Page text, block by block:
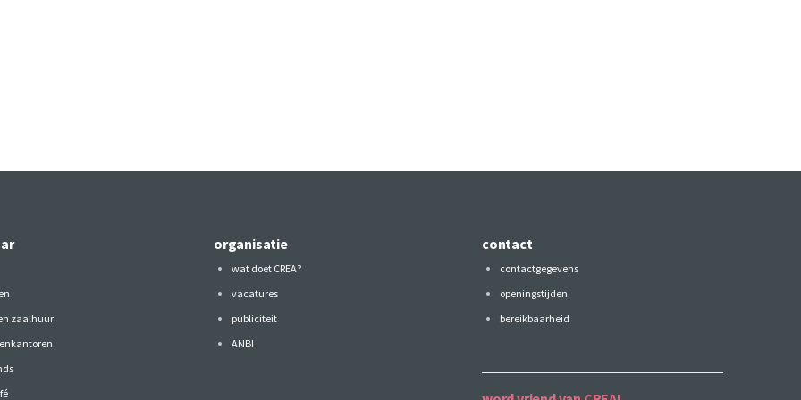
zaalhuur
organisatie
wat doet CREA?
vacatures
publiciteit
ANBI
contact
contactgegevens
openingstijden
bereikbaarheid